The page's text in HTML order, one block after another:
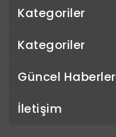
Kategoriler
Kategoriler
Güncel Haberler
İletişim